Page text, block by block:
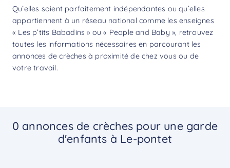
Qu’elles soient parfaitement indépendantes ou qu’elles
appartiennent à un réseau national comme les enseignes
« Les p’tits Babadins » ou « People and Baby », retrouvez
toutes les informations nécessaires en parcourant les
annonces de crèches à proximité de chez vous ou de
votre travail.
0 annonces de crèches pour une garde
d'enfants à Le-pontet